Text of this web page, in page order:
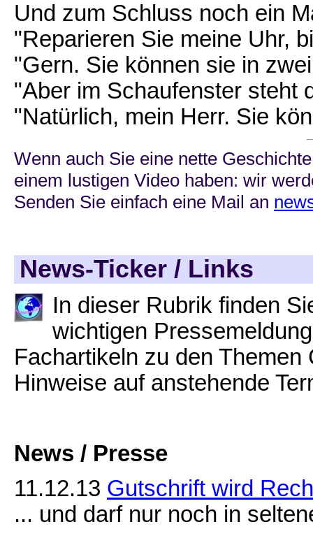
Und zum Schluss noch ein
"Reparieren Sie meine Uhr,
"Gern. Sie können sie in
"Aber im Schaufenster steht
"Natürlich, mein Herr. Sie
Wenn auch Sie eine nette
einem lustigen Video haben: wir
Senden Sie einfach eine Mail an
News-Ticker / Links
In dieser Rubrik finden
wichtigen
Fachartikeln zu den
Hinweise auf anstehende
News / Presse
11.12.13 Gutschrift wird
... und darf nur noch in